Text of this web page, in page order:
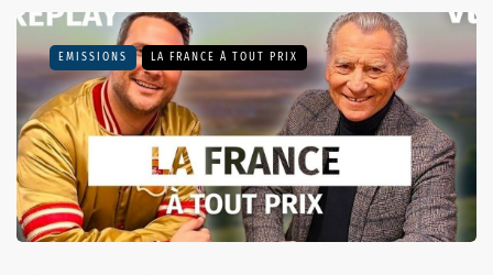
EMISSIONS LA FRANCE À TOUT PRIX